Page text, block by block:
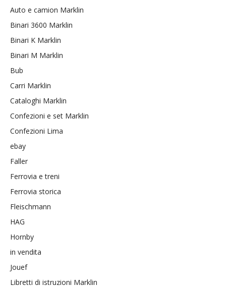
Auto e camion Marklin
Binari 3600 Marklin
Binari K Marklin
Binari M Marklin
Bub
Carri Marklin
Cataloghi Marklin
Confezioni e set Marklin
Confezioni Lima
ebay
Faller
Ferrovia e treni
Ferrovia storica
Fleischmann
HAG
Hornby
in vendita
Jouef
Libretti di istruzioni Marklin